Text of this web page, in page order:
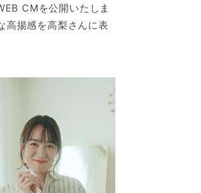
CMを公開いたしま
高揚感を高梨さんに表